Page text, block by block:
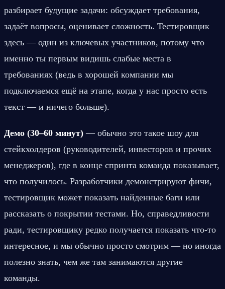
разбирает будущие задачи: обсуждает требования,
задаёт вопросы, оценивает сложность. Тестировщик
здесь — один из ключевых участников, потому что
именно ты первым видишь слабые места в
требованиях (ведь в хорошей компании мы
подключаемся ещё на этапе, когда у нас просто есть
текст — и ничего больше).
Демо (30–60 минут) — обычно это такое шоу для
стейкхолдеров (руководителей, инвесторов и прочих
менеджеров), где в конце спринта команда показывает,
что получилось. Разработчики демонстрируют фичи,
тестировщик может показать найденные баги или
рассказать о покрытии тестами. Но, справедливости
ради, тестировщику редко получается показать что-то
интересное, и мы обычно просто смотрим — но иногда
полезно знать, чем же там занимаются другие
команды.